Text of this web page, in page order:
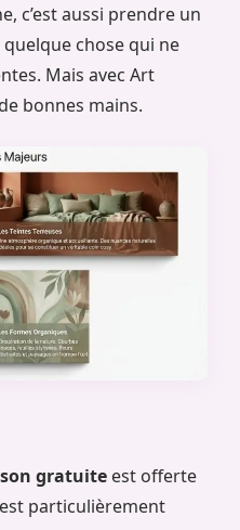
c’est aussi prendre un
chose qui ne
Mais avec Art
bonnes mains.
gratuite est offerte
particulièrement